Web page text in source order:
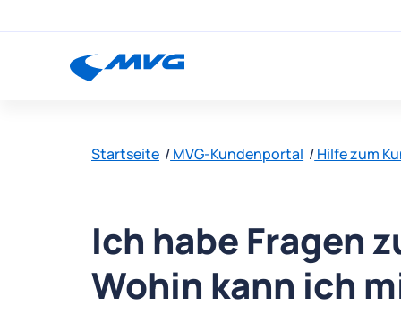
Startseite MVG-Kundenportal Hilfe zum
Ich habe Fragen
Wohin kann ich